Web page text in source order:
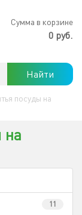
Сумма в корзине
0 руб.
Найти
посуды на
на
11